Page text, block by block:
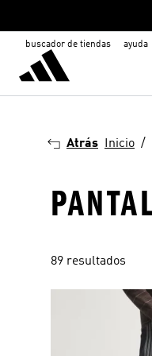
buscador de tiendas ayuda
Atrás Inicio
89 resultados